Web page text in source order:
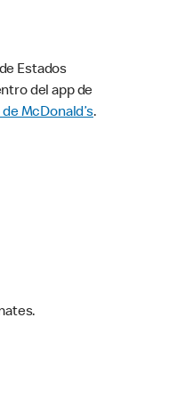
Estados
del app de
de McDonald’s.